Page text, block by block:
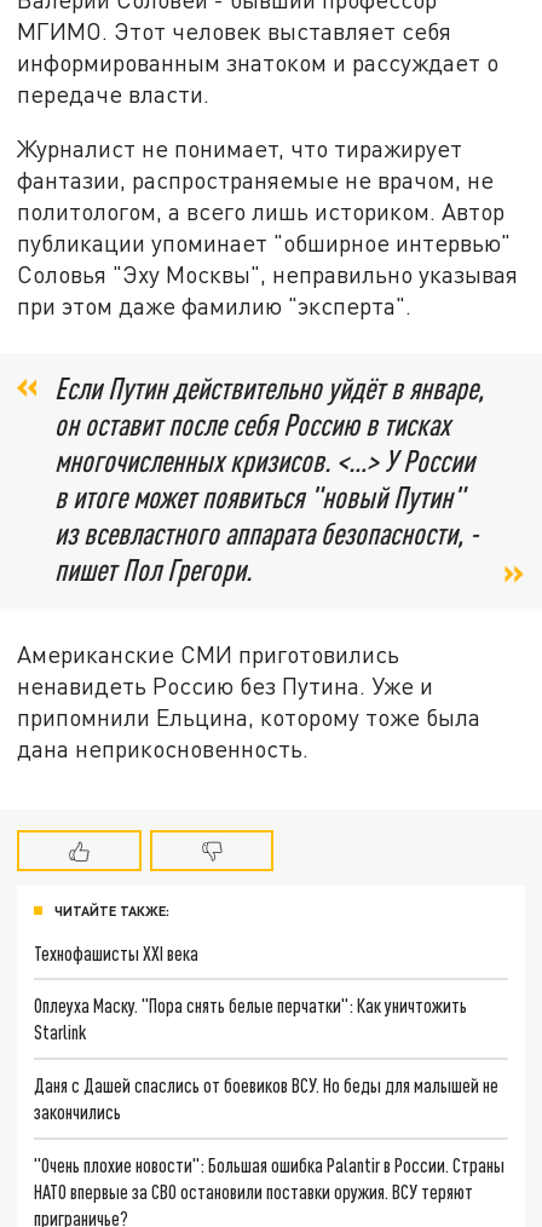
МГИМО. Этот человек выставляет себя
информированным знатоком и рассуждает о
передаче власти.
Журналист не понимает, что тиражирует
фантазии, распространяемые не врачом, не
политологом, а всего лишь историком. Автор
публикации упоминает "обширное интервью"
Соловья "Эху Москвы", неправильно указывая
при этом даже фамилию "эксперта".
Если Путин действительно уйдёт в январе,
он оставит после себя Россию в тисках
многочисленных кризисов. <…> У России
в итоге может появиться "новый Путин"
из всевластного аппарата безопасности, -
пишет Пол Грегори.
Американские СМИ приготовились
ненавидеть Россию без Путина. Уже и
припомнили Ельцина, которому тоже была
дана неприкосновенность.
ЧИТАЙТЕ ТАКЖЕ:
Технофашисты XXI века
Оплеуха Маску. "Пора снять белые перчатки": Как уничтожить
Starlink
Даня с Дашей спаслись от боевиков ВСУ. Но беды для малышей не
закончились
"Очень плохие новости": Большая ошибка Palantir в России. Страны
НАТО впервые за СВО остановили поставки оружия. ВСУ теряют
приграничье?